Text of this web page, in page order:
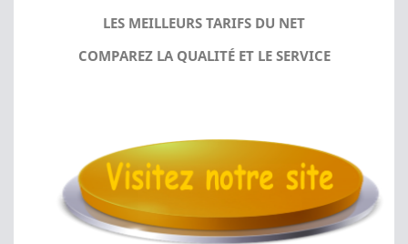
LES MEILLEURS TARIFS DU NET
COMPAREZ LA QUALITÉ ET LE SERVICE